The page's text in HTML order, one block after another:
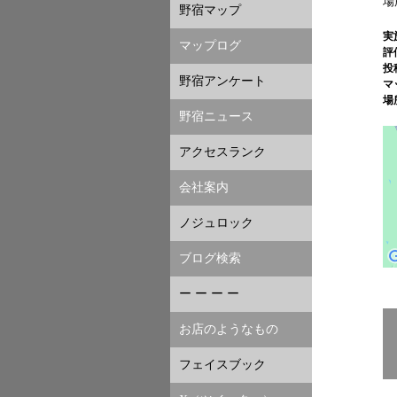
野宿マップ
マップログ
野宿アンケート
野宿ニュース
アクセスランク
会社案内
ノジュロック
ブログ検索
ー ー ー ー
お店のようなもの
フェイスブック
実
評
投
マ
場